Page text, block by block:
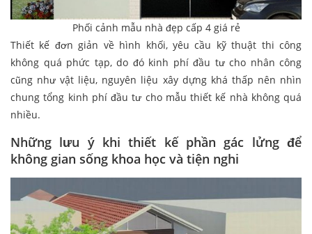
Phối cảnh mẫu nhà đẹp cấp 4 giá rẻ
Thiết kế đơn giản về hình khối, yêu cầu kỹ thuật thi công
không quá phức tạp, do đó kinh phí đầu tư cho nhân công
cũng như vật liệu, nguyên liệu xây dựng khá thấp nên nhìn
chung tổng kinh phí đầu tư cho mẫu thiết kế nhà không quá
nhiều.
Những lưu ý khi thiết kế phần gác lửng để
không gian sống khoa học và tiện nghi